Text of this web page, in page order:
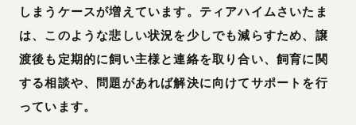
しまうケースが増えています。ティアハイムさいたま
は、このような悲しい状況を少しでも減らすため、譲
渡後も定期的に飼い主様と連絡を取り合い、飼育に関
する相談や、問題があれば解決に向けてサポートを行
っています。